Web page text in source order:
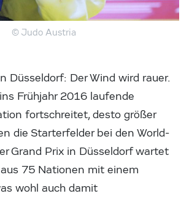
© Judo Austria
Düsseldorf: Der Wind wird rauer.
Frühjahr 2016 laufende
fortschreitet, desto größer
die Starterfelder bei den World-
Grand Prix in Düsseldorf wartet
75 Nationen mit einem
wohl auch damit